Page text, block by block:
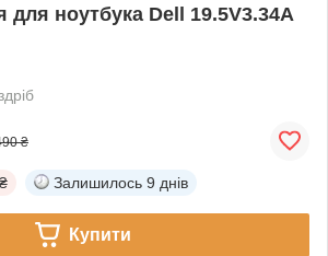
ноутбука Dell 19.5V3.34A
₴
Залишилось 9 днів
Купити